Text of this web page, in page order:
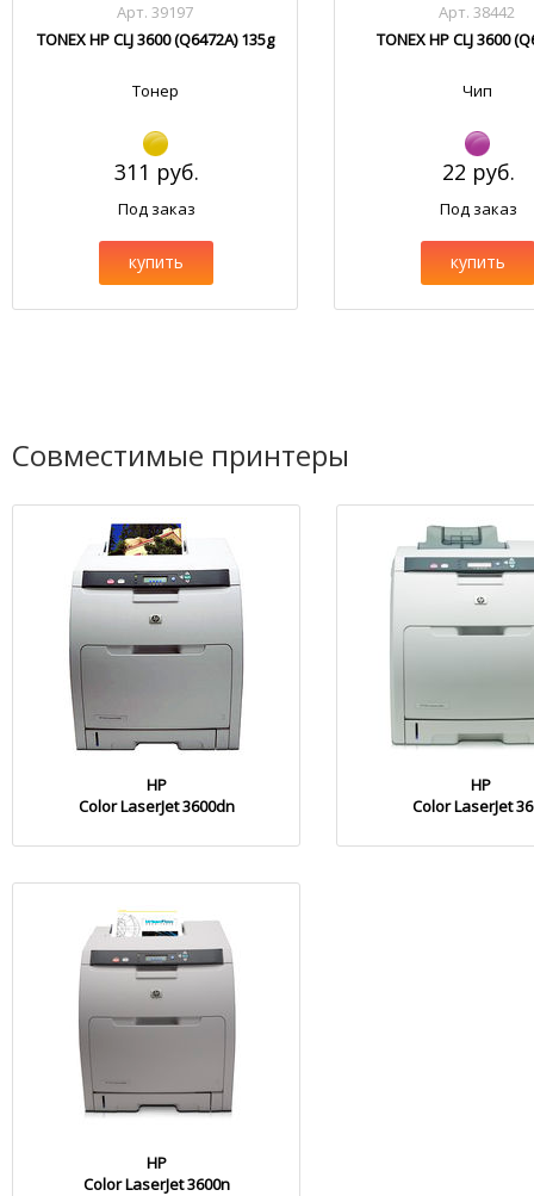
Арт. 39197
TONEX HP CLJ 3600 (Q6472A) 135g
Тонер
311 руб.
Под заказ
купить
Арт. 38442
TONEX HP CLJ 3600
Чип
22 руб.
Под заказ
купить
Совместимые принтеры
HP
Color LaserJet 3600dn
HP
Color LaserJet
HP
Color LaserJet 3600n